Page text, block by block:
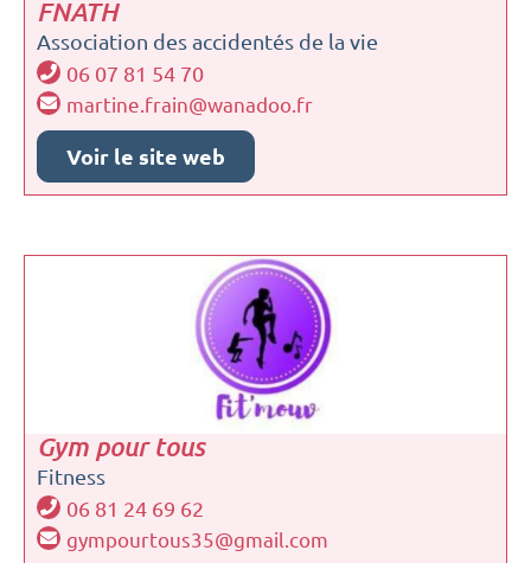
FNATH
Association des accidentés de la vie
06 07 81 54 70
martine.frain@wanadoo.fr
Voir le site web
Gym pour tous
Fitness
06 81 24 69 62
gympourtous35@gmail.com